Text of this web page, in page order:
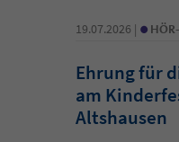
19.07.2026 | •
Ehrung für
am
Altshausen